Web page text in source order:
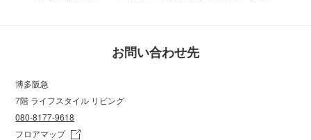
お問い合わせ先
博多阪急
7階 ライフスタイル リビング
080-8177-9618
フロアマップ